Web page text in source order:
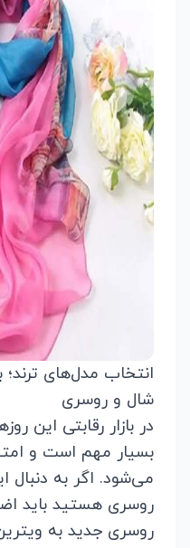
انتخاب مدل‌های
شال و روسری
در بازار رقابتی این
بسیار مهم است و
می‌شود. اگر به دنبال
روسری هستید باید
روسری جدید به